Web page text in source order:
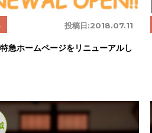
投稿日:2018.07.11
急ホームページをリニューアルし